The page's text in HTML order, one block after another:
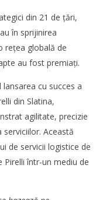
Pirelli pentru
din 21 de țări,
în sprijinirea
rețea globală de
au fost premiați.
cu succes a
din Slatina,
agilitate, precizie
Această
de servicii logistice de
Pirelli într-un mediu de